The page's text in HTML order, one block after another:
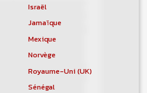
Israël
Jamaïque
Mexique
Norvège
Royaume-Uni (UK)
Sénégal